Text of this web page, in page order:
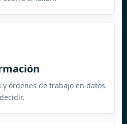
órdenes de trabajo en datos